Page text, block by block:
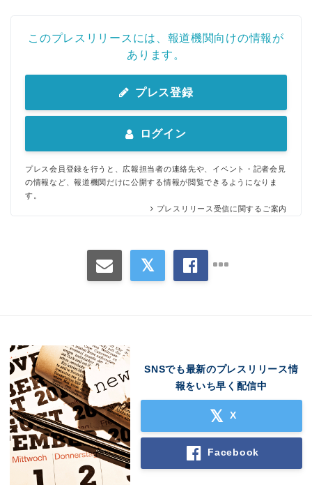
このプレスリリースには、報道機関向けの情報が
あります。
プレス登録
ログイン
プレス会員登録を行うと、広報担当者の連絡先や、イベント・記者会見
の情報など、報道機関だけに公開する情報が閲覧できるようになりま
す。
プレスリリース受信に関するご案内
SNSでも最新のプレスリリース情
報をいち早く配信中
X
Facebook
Japanese